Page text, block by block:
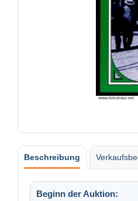
Beschreibung
Beginn der Auktion: